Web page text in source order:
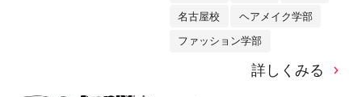
名古屋校 ヘアメイク学部
ファッション学部
詳しくみる